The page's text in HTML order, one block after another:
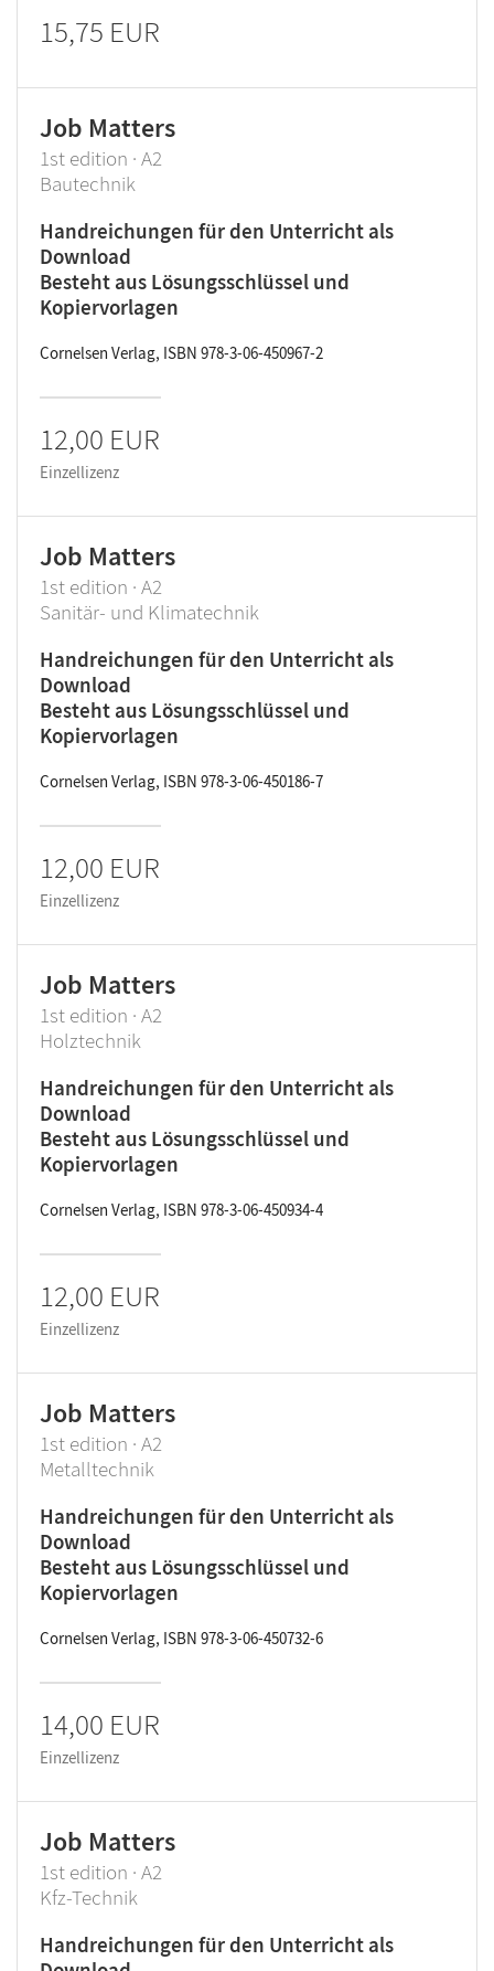
15,75 EUR
Job Matters
1st edition · A2
Bautechnik
Handreichungen für den Unterricht als
Download
Besteht aus Lösungsschlüssel und
Kopiervorlagen
Cornelsen Verlag, ISBN 978-3-06-450967-2
12,00 EUR
Einzellizenz
Job Matters
1st edition · A2
Sanitär- und Klimatechnik
Handreichungen für den Unterricht als
Download
Besteht aus Lösungsschlüssel und
Kopiervorlagen
Cornelsen Verlag, ISBN 978-3-06-450186-7
12,00 EUR
Einzellizenz
Job Matters
1st edition · A2
Holztechnik
Handreichungen für den Unterricht als
Download
Besteht aus Lösungsschlüssel und
Kopiervorlagen
Cornelsen Verlag, ISBN 978-3-06-450934-4
12,00 EUR
Einzellizenz
Job Matters
1st edition · A2
Metalltechnik
Handreichungen für den Unterricht als
Download
Besteht aus Lösungsschlüssel und
Kopiervorlagen
Cornelsen Verlag, ISBN 978-3-06-450732-6
14,00 EUR
Einzellizenz
Job Matters
1st edition · A2
Kfz-Technik
Handreichungen für den Unterricht als